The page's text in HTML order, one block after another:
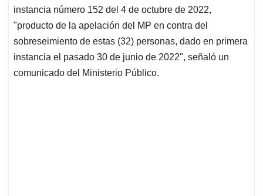
instancia número 152 del 4 de octubre de 2022,
"producto de la apelación del MP en contra del
sobreseimiento de estas (32) personas, dado en primera
instancia el pasado 30 de junio de 2022", señaló un
comunicado del Ministerio Público.